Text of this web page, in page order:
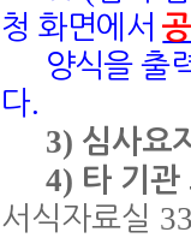
청 화면에서
양식을 출
다.
3) 심사요
4) 타 기
서식자료실